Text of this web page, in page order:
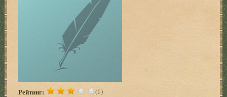
Рейтинг: (1)